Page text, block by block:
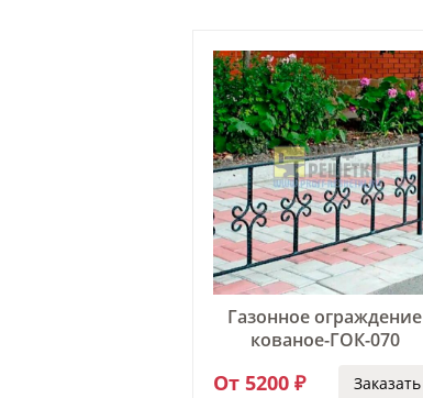
Газонное ограждение
кованое-ГОК-070
От 5200 ₽ Заказать